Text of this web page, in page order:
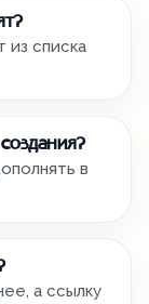
из списка
в
а ссылку